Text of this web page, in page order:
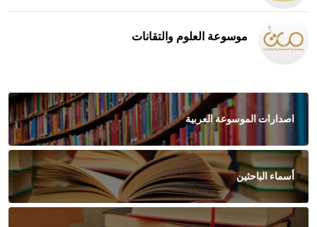
موسوعة العلوم والتقانات
اصدارات الموسوعة العربية
أسماء الباحثين